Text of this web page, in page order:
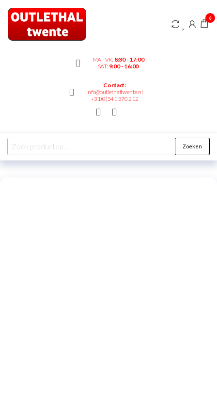
Outlethaltwente.nl
– altijd iets te
MA - VR: 8:30 - 17:00
SAT: 9:00 - 16:00
Contact:
info@outlethaltwente.nl
+31(0)541 570 212
0
Zoeken